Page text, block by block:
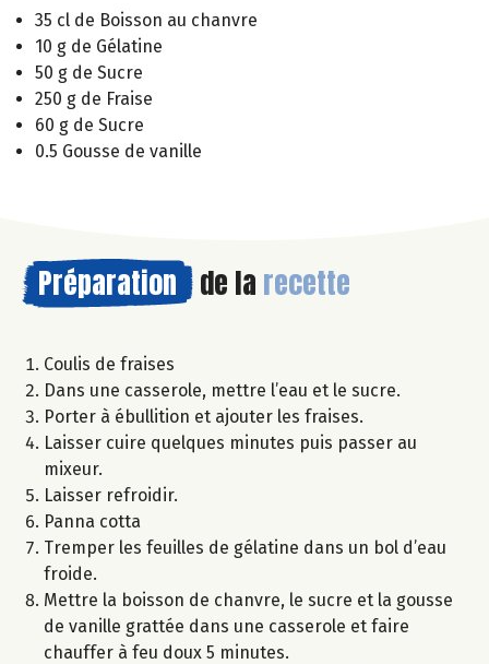
35 cl de Boisson au chanvre
10 g de Gélatine
50 g de Sucre
250 g de Fraise
60 g de Sucre
0.5 Gousse de vanille
Préparation de la recette
Coulis de fraises
Dans une casserole, mettre l’eau et le sucre.
Porter à ébullition et ajouter les fraises.
Laisser cuire quelques minutes puis passer au
mixeur.
Laisser refroidir.
Panna cotta
Tremper les feuilles de gélatine dans un bol d’eau
froide.
Mettre la boisson de chanvre, le sucre et la gousse
de vanille grattée dans une casserole et faire
chauffer à feu doux 5 minutes.